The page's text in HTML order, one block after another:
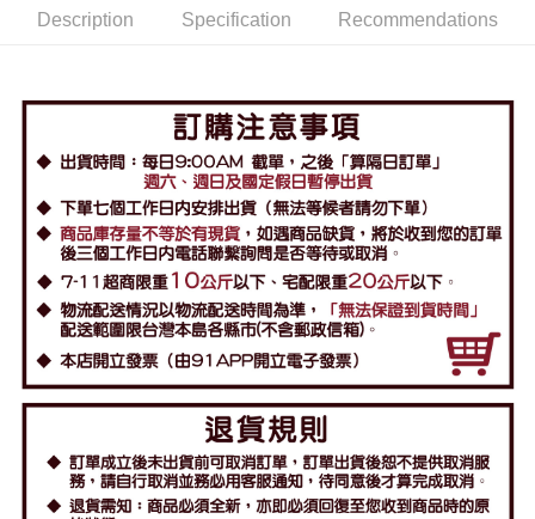
Description Specification Recommendations